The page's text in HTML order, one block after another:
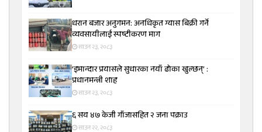
धरान बजार अनुगमन: अनधिकृत ग्यास बिक्री गर्ने
व्यवसायीलाई स्पष्टीकरण माग
साउन २३, २०८३
‘इमान्दार प्रयासले सुधारका नयाँ ढोका खुल्छन्’ :
प्रधानमन्त्री शाह
साउन २३, २०८३
६ सय ४७ केजी गाँजासहित २ जना पक्राउ
साउन २२, २०८३